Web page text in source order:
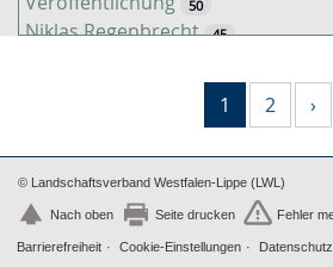
50
Niklas Regenbrecht 45
Kathrin Schulte 31
Jahreszeiten
Kolonialismus
Nahrung
1 2 ›
© Landschaftsverband Westfalen-Lippe (LWL)
Nach oben Seite drucken Fehler
Barrierefreiheit Cookie-Einstellungen Datenschutz